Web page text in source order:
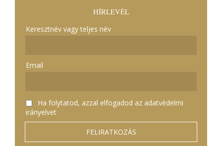
HÍRLEVÉL
Keresztnév vagy teljes név
Email
Ha folytatod, azzal elfogadod az adatvédelmi
irányelvet